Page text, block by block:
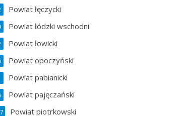
Powiat łęczycki
Powiat łódzki wschodni
Powiat łowicki
Powiat opoczyński
Powiat pabianicki
Powiat pajęczański
Powiat piotrkowski